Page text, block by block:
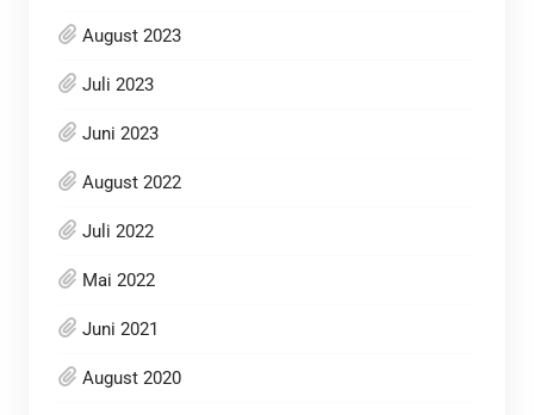
August 2023
Juli 2023
Juni 2023
August 2022
Juli 2022
Mai 2022
Juni 2021
August 2020